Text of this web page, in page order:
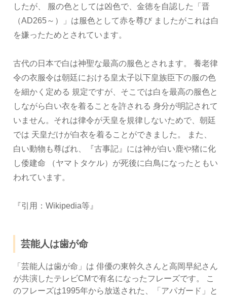
したが、 服の色としては凶色で、金徳を自認した「晋
（AD265～）」は服色として赤を尊び ましたがこれは白
を嫌ったためとされています。
古代の日本で白は神聖な最高の服色とされます。 養老律
令の衣服令は朝廷における皇太子以下皇族臣下の服の色
を細かく定める 規定ですが、そこでは白を最高の服色と
しながら白い衣を着ることを許される 身分が明記されて
いません。それは律令が天皇を規律しないためで、朝廷
では 天皇だけが白衣を着ることができました。 また、
白い動物も尊ばれ、『古事記』には神が白い鹿や猪に化
し倭建命 （ヤマトタケル）が死後に白鳥になったともい
われています。
『引用：Wikipedia等』
芸能人は歯が命
「芸能人は歯が命」は 俳優の東幹久さんと高岡早紀さん
が共演したテレビCMで有名になったフレーズです。 こ
のフレーズは1995年から放送された、「アパガード」と